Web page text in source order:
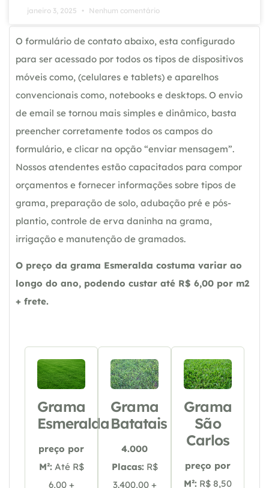
janeiro 3, 2025 Nenhum comentário
O formulário de contato abaixo, esta configurado
para ser acessado por todos os tipos de dispositivos
móveis como, (celulares e tablets) e aparelhos
convencionais como, notebooks e desktops. O envio
de email se tornou mais simples e dinâmico, basta
preencher corretamente todos os campos do
formulário, e clicar na opção “enviar mensagem”.
Nossos atendentes estão capacitados para compor
orçamentos e fornecer informações sobre tipos de
grama, preparação de solo, adubação pré e pós-
plantio, controle de erva daninha na grama,
irrigação e manutenção de gramados.
O preço da grama Esmeralda costuma variar ao
longo do ano, podendo custar até R$ 6,00 por m2
+ frete.
Grama
Esmeralda
preço por
M²: Até R$
6,00 +
Grama
Batatais
4.000
Placas: R$
3.400,00 +
Grama
São
Carlos
preço por
M²: R$ 8,50